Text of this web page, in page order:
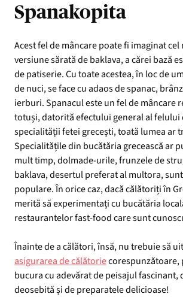
Spanakopita
Acest fel de mâncare poate fi imaginat cel
versiune sărată de baklava, a cărei bază
de patiserie. Cu toate acestea, în loc de
de nuci, se face cu adaos de spanac,
ierburi. Spanacul este un fel de mâncare
totuși, datorită efectului general al felului
specialității fetei grecești, toată lumea ar
Specialitățile din bucătăria grecească ar
mult timp, dolmade-urile, frunzele de
baklava, desertul preferat al multora,
populare. În orice caz, dacă călătoriți în
merită să experimentați cu bucătăria
restaurantelor fast-food care sunt
Înainte de a călători, însă, nu trebuie să
asigurarea de călătoriecorespunzătoare,
bucura cu adevărat de peisajul fascinant,
deosebită și de preparatele delicioase!